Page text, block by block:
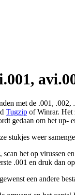
met de .001,
Tugzip of Winrar. Het
gedaan om het up-
stukjes weer
het op virussen
.001 en druk dan op
een andere